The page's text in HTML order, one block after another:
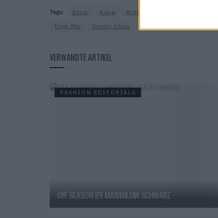
Tags: Akris Alaïa Bottega Veneta
Item M6
Jimmy Choo
VERWANDTE ARTIKEL
FASHION EDITORIALS
OFF SEASON BY MAXIMILIAN SCHWARZ